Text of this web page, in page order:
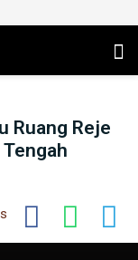
Ruang Reje